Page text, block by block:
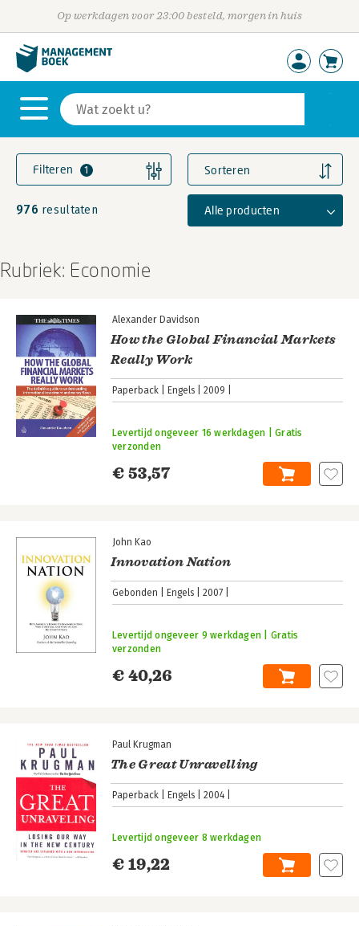
Op werkdagen voor 23:00 besteld, morgen in huis
Filteren 1 Sorteren
976 resultaten Alle producten
Rubriek: Economie
Alexander Davidson
How the Global Financial Markets
Really Work
Paperback Engels 2009
€ 53,57
Levertijd ongeveer 16 werkdagen | Gratis
verzonden
John Kao
Innovation Nation
Gebonden Engels 2007
€ 40,26
Levertijd ongeveer 9 werkdagen | Gratis
verzonden
Paul Krugman
The Great Unravelling
Paperback Engels 2004
€ 19,22
Levertijd ongeveer 8 werkdagen